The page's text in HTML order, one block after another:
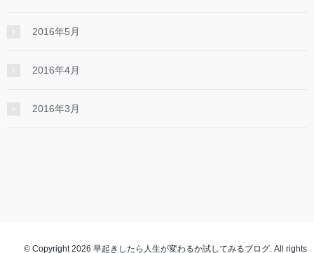
2016年5月
2016年4月
2016年3月
© Copyright 2026 早起きしたら人生が変わるか試してみるブログ. All rights